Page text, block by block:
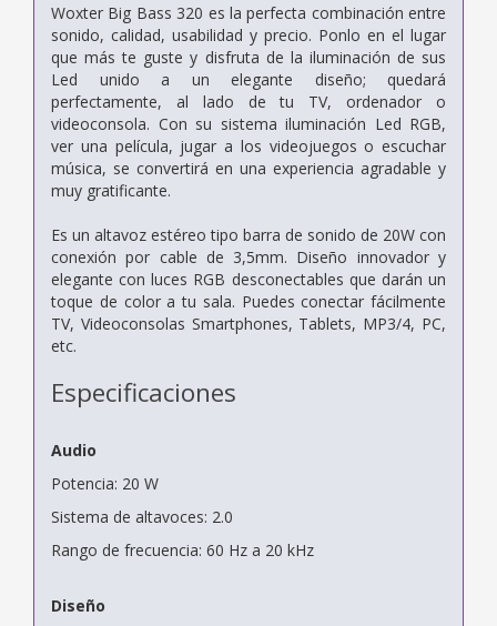
Woxter Big Bass 320 es la perfecta combinación entre
sonido, calidad, usabilidad y precio. Ponlo en el lugar
que más te guste y disfruta de la iluminación de sus
Led unido a un elegante diseño; quedará
perfectamente, al lado de tu TV, ordenador o
videoconsola. Con su sistema iluminación Led RGB,
ver una película, jugar a los videojuegos o escuchar
música, se convertirá en una experiencia agradable y
muy gratificante.
Es un altavoz estéreo tipo barra de sonido de 20W con
conexión por cable de 3,5mm. Diseño innovador y
elegante con luces RGB desconectables que darán un
toque de color a tu sala. Puedes conectar fácilmente
TV, Videoconsolas Smartphones, Tablets, MP3/4, PC,
etc.
Especificaciones
Audio
Potencia: 20 W
Sistema de altavoces: 2.0
Rango de frecuencia: 60 Hz a 20 kHz
Diseño